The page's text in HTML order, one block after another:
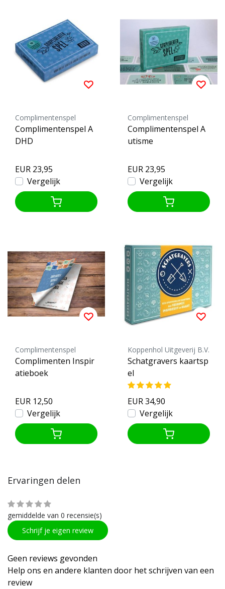
Complimentenspel
Complimentenspel A
DHD
EUR 23,95
Vergelijk
Complimentenspel
Complimentenspel A
utisme
EUR 23,95
Vergelijk
Complimentenspel
Complimenten Inspir
atieboek
EUR 12,50
Vergelijk
Koppenhol Uitgeverij B.V.
Schatgravers kaartsp
el
EUR 34,90
Vergelijk
Ervaringen delen
gemiddelde van 0 recensie(s)
Schrijf je eigen review
Geen reviews gevonden
Help ons en andere klanten door het schrijven van een
review